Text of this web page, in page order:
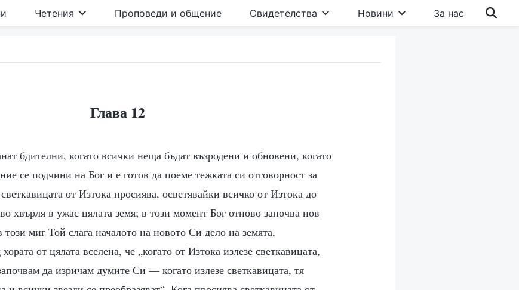
Четения Проповеди и общение Свидетелства Новини За нас
Глава 12
бдителни, когато всички неща бъдат възродени и обновени, когато
се подчини на Бог и е готов да поеме тежката си отговорност за
от Изтока просиява, осветявайки всичко от Изтока до
хвърля в ужас цялата земя; в този момент Бог отново започва нов
миг Той слага началото на новото Си дело на земята,
от цялата вселена, че „когато от Изтока излезе светкавицата,
да изричам думите Си — когато излезе светкавицата, тя